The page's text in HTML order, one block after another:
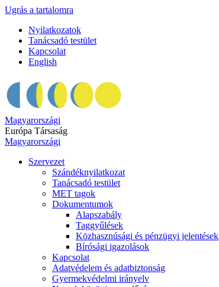
Ugrás a tartalomra
Nyilatkozatok
Tanácsadó testület
Kapcsolat
English
Magyarországi
Európa Társaság
Magyarországi
Szervezet
Szándéknyilatkozat
Tanácsadó testület
MET tagok
Dokumentumok
Alapszabály
Taggyűlések
Közhasznúsági és pénzügyi jelentések
Bírósági igazolások
Kapcsolat
Adatvédelem és adatbiztonság
Gyermekvédelmi irányelv